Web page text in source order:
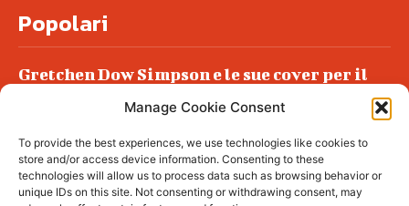
Manage Cookie Consent
To provide the best experiences, we use technologies like cookies to
store and/or access device information. Consenting to these
technologies will allow us to process data such as browsing behavior or
unique IDs on this site. Not consenting or withdrawing consent, may
Popolari
Gretchen Dow Simpson e le sue cover per il
Podlech, il Cile lo ha condannato
all’ergastolo